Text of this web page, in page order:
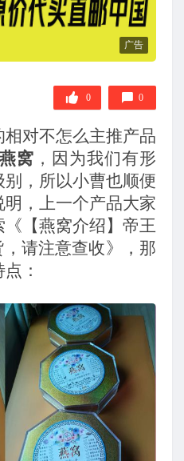
广告
0 0
对不怎么主推产品
窝 ，因为我们有形
，所以小曹也顺便
，上一个产品大家
《 【燕窝介绍】帝王
，请注意查收》，那
：